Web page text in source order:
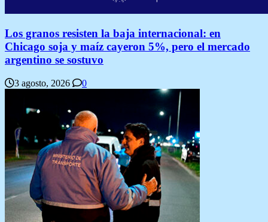
Los granos resisten la baja internacional: en
Chicago soja y maíz cayeron 5%, pero el mercado
argentino se sostuvo
3 agosto, 2026 0